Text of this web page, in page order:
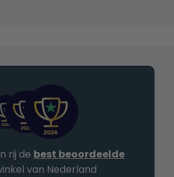
rij de best beoordeelde
van Nederland